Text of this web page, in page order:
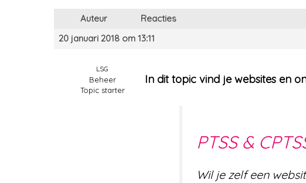
Auteur
Reacties
20 januari 2018 om 13:11
LSG
Beheer
Topic starter
In dit topic vind je websites en
PTSS &
Wil je zelf een